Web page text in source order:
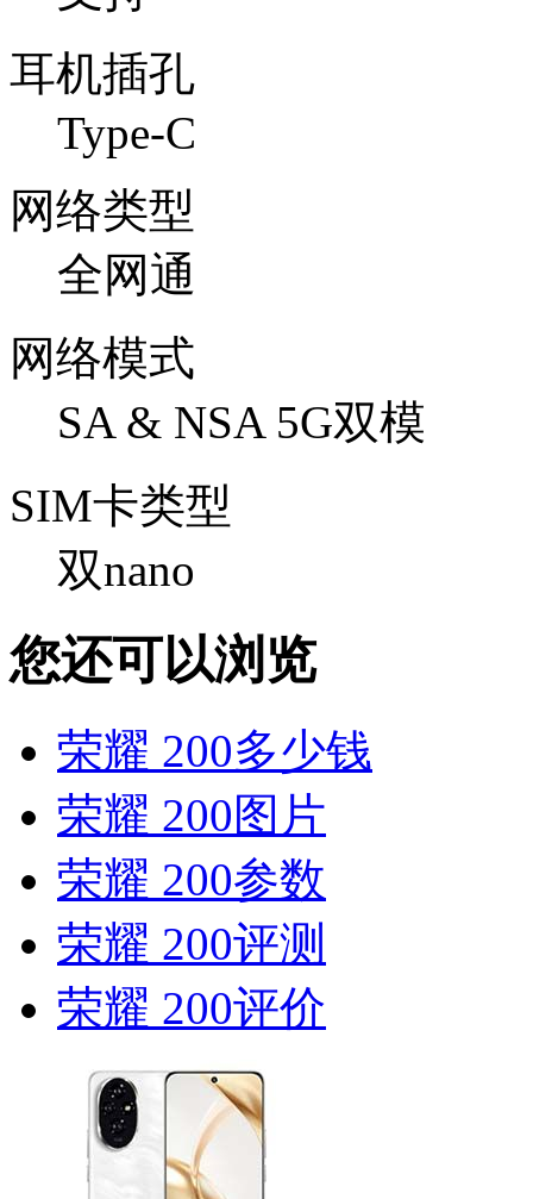
耳机插孔
Type-C
网络类型
全网通
网络模式
SA & NSA 5G双模
SIM卡类型
双nano
您还可以浏览
荣耀 200多少钱
荣耀 200图片
荣耀 200参数
荣耀 200评测
荣耀 200评价